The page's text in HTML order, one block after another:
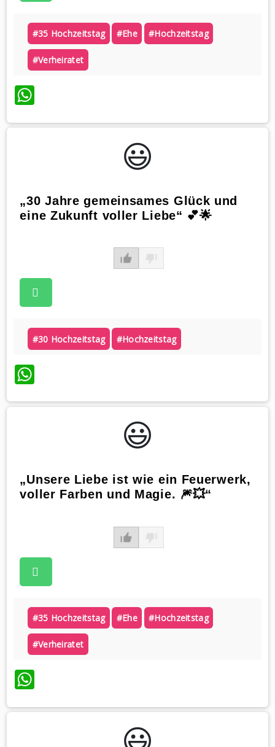
#35 Hochzeitstag #ehe #hochzeitstag
#verheiratet
WhatsApp
😃️
„30 Jahre gemeinsames Glück und
eine Zukunft voller Liebe“ 💕🌟
#30 Hochzeitstag #hochzeitstag
WhatsApp
😃️
„Unsere Liebe ist wie ein Feuerwerk,
voller Farben und Magie. 🎆💥“
#35 Hochzeitstag #ehe #hochzeitstag
#verheiratet
WhatsApp